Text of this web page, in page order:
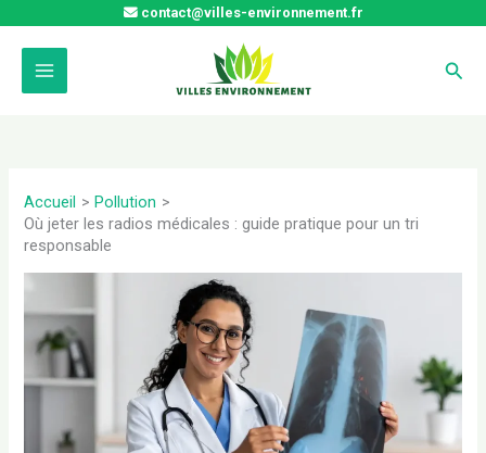
contenu
contact@villes-environnement.fr
Accueil
Pollution
Où jeter les radios médicales : guide pratique pour un tri
responsable